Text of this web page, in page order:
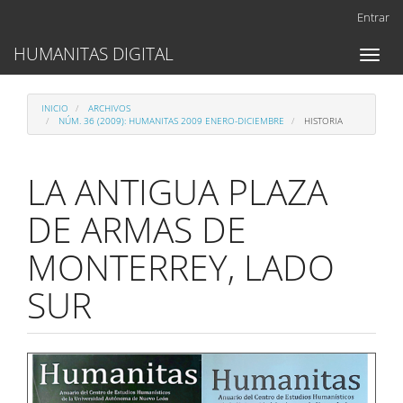
Contenido
principal
lateral
Entrar
Toggle
HUMANITAS DIGITAL
INICIO
ARCHIVOS
NÚM. 36 (2009): HUMANITAS 2009 ENERO-DICIEMBRE
HISTORIA
LA ANTIGUA PLAZA
DE ARMAS DE
MONTERREY, LADO
SUR
Barra